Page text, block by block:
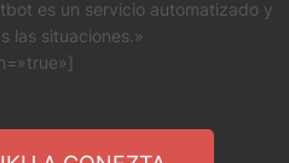
es un servicio automatizado y
las situaciones.»